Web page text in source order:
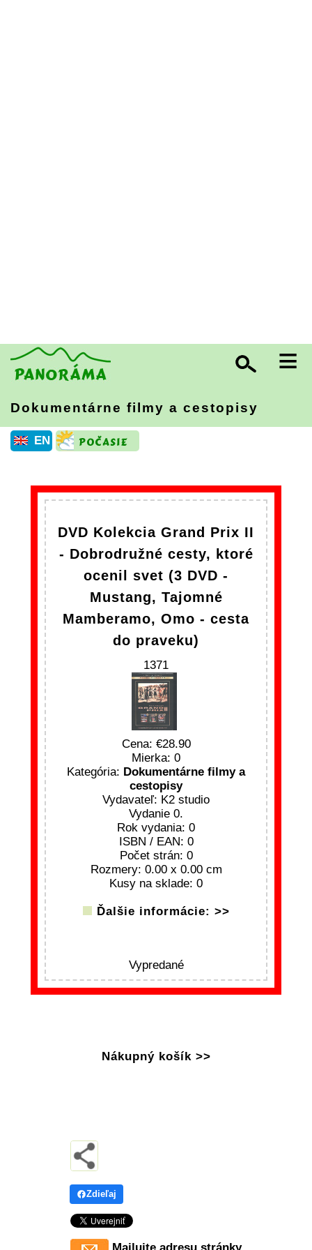
≡
Dokumentárne filmy a cestopisy
EN
DVD Kolekcia Grand Prix II
- Dobrodružné cesty, ktoré
ocenil svet (3 DVD -
Mustang, Tajomné
Mamberamo, Omo - cesta
do praveku)
1371
Cena:
28.90
Mierka: 0
Kategória: Dokumentárne filmy a
cestopisy
Vydavateľ: K2 studio
Vydanie 0.
Rok vydania: 0
ISBN / EAN: 0
Počet strán: 0
Rozmery: 0.00 x 0.00 cm
Kusy na sklade: 0
Ďalšie informácie: >>
Vypredané
Nákupný košík >>
Zdieľaj